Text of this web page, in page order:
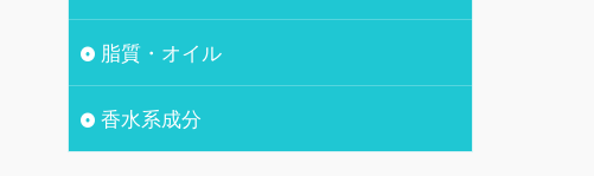
脂質・オイル
香水系成分